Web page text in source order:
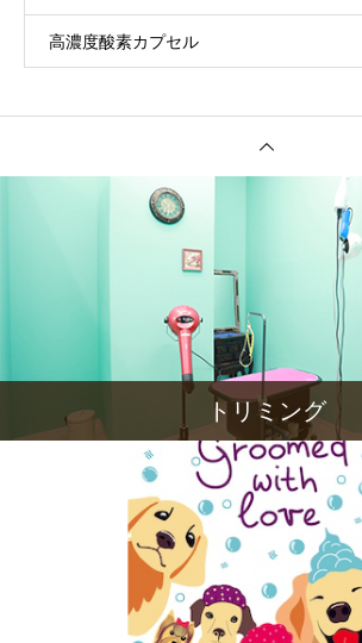
高濃度酸素カプセル
トリミング